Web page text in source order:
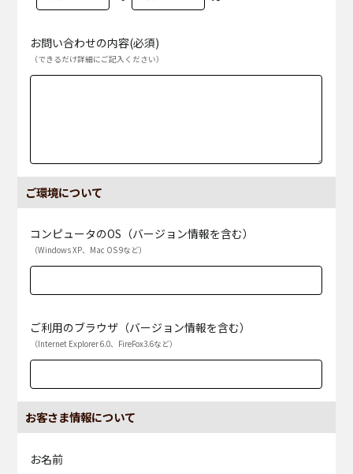
お問い合わせの内容(必須)
（できるだけ詳細にご記入ください）
ご環境について
コンピュータのOS（バージョン情報を含む）
（Windows XP、Mac OS 9など）
ご利用のブラウザ（バージョン情報を含む）
（Internet Explorer 6.0、FireFox3.6など）
お客さま情報について
お名前